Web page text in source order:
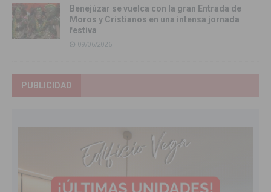
Benejúzar se vuelca con la gran Entrada de
Moros y Cristianos en una intensa jornada
festiva
09/06/2026
PUBLICIDAD